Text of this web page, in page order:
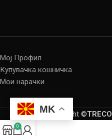
Мој Профил
Купувачка кошничка
Мои нарачки
Copyright ©TRECO
MK
0